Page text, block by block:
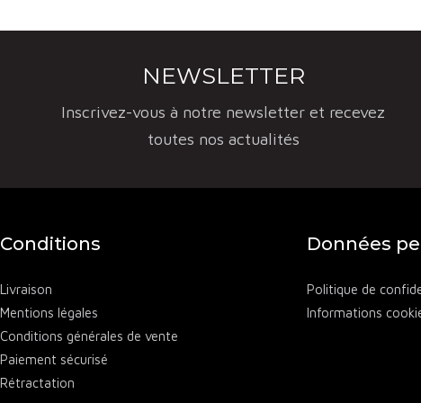
NEWSLETTER
Inscrivez-vous à notre newsletter et recevez
toutes nos actualités
Conditions
Livraison
Mentions légales
Conditions générales de vente
Paiement sécurisé
Rétractation
Données
Politique de
Informations